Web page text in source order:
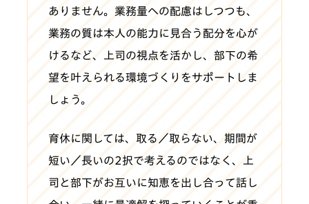
ありません。業務量への配慮はしつつも、
業務の質は本人の能力に見合う配分を心が
けるなど、上司の視点を活かし、部下の希
望を叶えられる環境づくりをサポートしま
しょう。
育休に関しては、取る／取らない、期間が
短い／長いの2択で考えるのではなく、上
司と部下がお互いに知恵を出し合って話し